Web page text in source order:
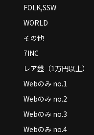
FOLK,SSW
WORLD
その他
7INC
レア盤（1万円以上）
Webのみ no.1
Webのみ no.2
Webのみ no.3
Webのみ no.4